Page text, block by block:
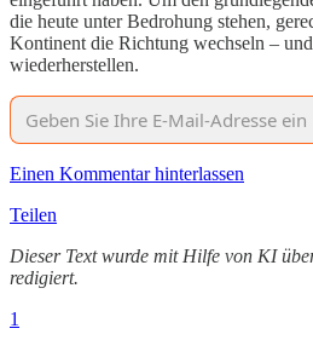
die heute unter Bedrohung stehen,
Kontinent die Richtung wechseln –
wiederherstellen.
Einen Kommentar hinterlassen
Teilen
Dieser Text wurde mit Hilfe von KI
redigiert.
1